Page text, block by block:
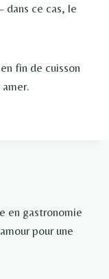
dans ce cas, le
fin de cuisson
en gastronomie
pour une